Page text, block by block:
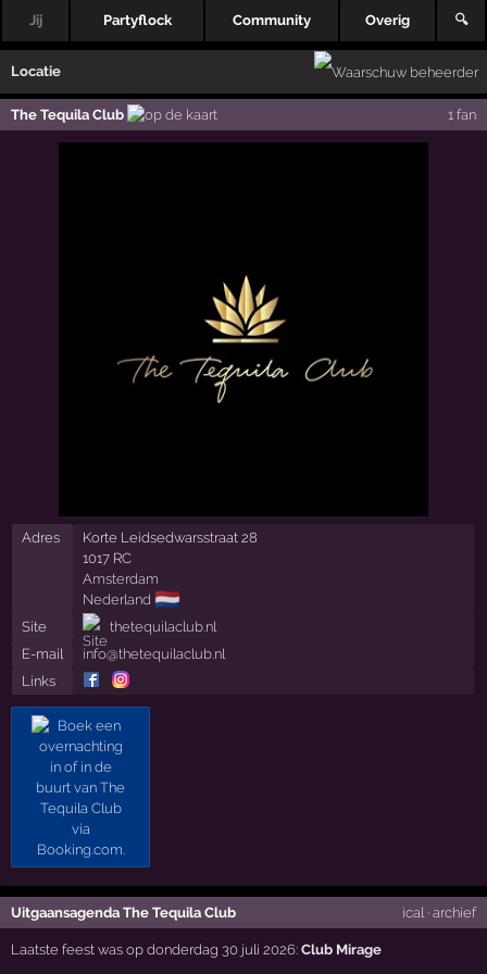
Jij Partyflock Community Overig 🔍
Locatie
The Tequila Club 1 fan
Adres
Korte Leidsedwarsstraat 28
1017 RC
Amsterdam
Nederland 🇳🇱
Site
thetequilaclub.nl
E-mail
info@thetequilaclub.nl
Links
Uitgaansagenda The Tequila Club ical · archief
Laatste feest was op donderdag 30 juli 2026:Club Mirage